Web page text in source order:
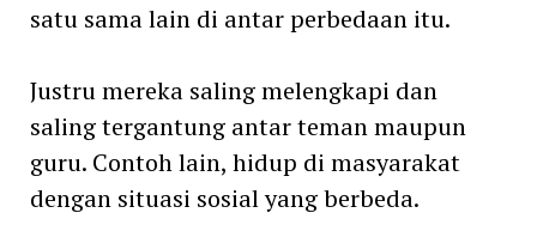
satu sama lain di antar perbedaan itu.
Justru mereka saling melengkapi dan
saling tergantung antar teman maupun
guru. Contoh lain, hidup di masyarakat
dengan situasi sosial yang berbeda.